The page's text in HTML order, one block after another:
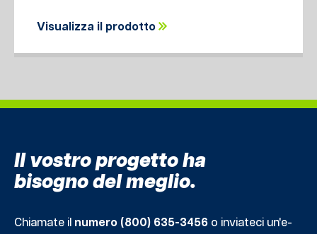
Visualizza il prodotto
Il vostro progetto ha
bisogno del meglio.
Chiamate il numero (800) 635-3456 o inviateci un'e-